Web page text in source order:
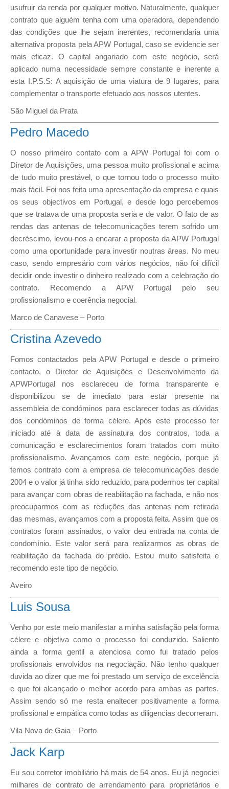
usufruir da renda por qualquer motivo. Naturalmente, qualquer
contrato que alguém tenha com uma operadora, dependendo
das condições que lhe sejam inerentes, recomendaria uma
alternativa proposta pela APW Portugal, caso se evidencie ser
mais eficaz. O capital angariado com este negócio, será
aplicado numa necessidade sempre constante e inerente a
esta I.P.S.S: A aquisição de uma viatura de 9 lugares, para
complementar o transporte efetuado aos nossos utentes.
São Miguel da Prata
Pedro Macedo
O nosso primeiro contato com a APW Portugal foi com o
Diretor de Aquisições, uma pessoa muito profissional e acima
de tudo muito prestável, o que tornou todo o processo muito
mais fácil. Foi nos feita uma apresentação da empresa e quais
os seus objectivos em Portugal, e desde logo percebemos
que se tratava de uma proposta seria e de valor. O fato de as
rendas das antenas de telecomunicações terem sofrido um
decréscimo, levou-nos a encarar a proposta da APW Portugal
como uma oportunidade para investir noutras áreas. No meu
caso, sendo empresário com vários negócios, não foi difícil
decidir onde investir o dinheiro realizado com a celebração do
contrato. Recomendo a APW Portugal pelo seu
profissionalismo e coerência negocial.
Marco de Canavese – Porto
Cristina Azevedo
Fomos contactados pela APW Portugal e desde o primeiro
contacto, o Diretor de Aquisições e Desenvolvimento da
APWPortugal nos esclareceu de forma transparente e
disponibilizou se de imediato para estar presente na
assembleia de condóminos para esclarecer todas as dúvidas
dos condóminos de forma célere. Após este processo ter
iniciado até à data de assinatura dos contratos, toda a
comunicação e esclarecimentos foram tratados com muito
profissionalismo. Avançamos com este negócio, porque já
temos contrato com a empresa de telecomunicações desde
2004 e o valor já tinha sido reduzido, para podermos ter capital
para avançar com obras de reabilitação na fachada, e não nos
preocuparmos com as reduções das antenas nem retirada
das mesmas, avançamos com a proposta feita. Assim que os
contratos foram assinados, o valor deu entrada na conta de
condomínio. Este valor será para realizarmos as obras de
reabilitação da fachada do prédio. Estou muito satisfeita e
recomendo este tipo de negócio.
Aveiro
Luis Sousa
Venho por este meio manifestar a minha satisfação pela forma
célere e objetiva como o processo foi conduzido. Saliento
ainda a forma gentil a atenciosa como fui tratado pelos
profissionais envolvidos na negociação. Não tenho qualquer
duvida ao dizer que me foi prestado um serviço de excelência
e que foi alcançado o melhor acordo para ambas as partes.
Assim sendo só me resta enaltecer positivamente a forma
profissional e empática como todas as diligencias decorreram.
Vila Nova de Gaia – Porto
Jack Karp
Eu sou corretor imobiliário há mais de 54 anos. Eu já negociei
milhares de contrato de arrendamento para proprietários e